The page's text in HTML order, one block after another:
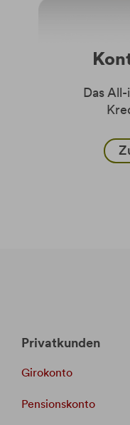
Das
Privatkunden
Girokonto
Pensionskonto